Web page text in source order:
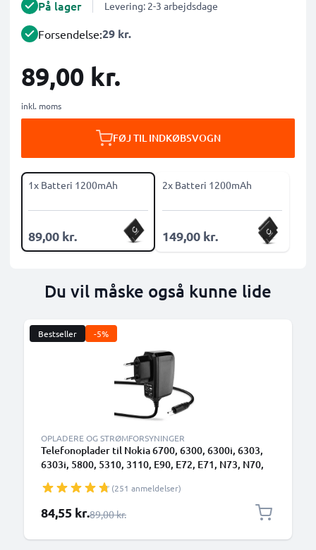
På lager Levering: 2-3 arbejdsdage
Forsendelse:29 kr.
89,00 kr.
inkl. moms
FØJ TIL INDKØBSVOGN
1x Batteri 1200mAh
89,00 kr.
2x Batteri 1200mAh
149,00 kr.
Du vil måske også kunne lide
Bestseller -5%
OPLADERE OG STRØMFORSYNINGER
Telefonoplader til Nokia 6700, 6300, 6300i, 6303,
6303i, 5800, 5310, 3110, E90, E72, E71, N73, N70,
500mA
(251 anmeldelser)
Særlig pris
84,55 kr.Almindelig pris
89,00 kr.